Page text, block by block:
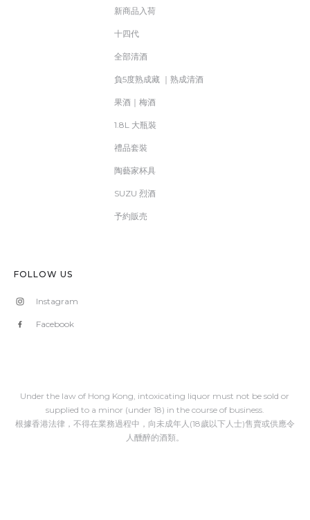
新商品入荷
十四代
全部清酒
負5度熟成藏 ｜熟成清酒
果酒｜梅酒
1.8L 大瓶裝
禮品套裝
陶藝家杯具
SUZU 烈酒
予約販売
FOLLOW US
Instagram
Facebook
Under the law of Hong Kong, intoxicating liquor must not be sold or
supplied to a minor (under 18) in the course of business.
根據香港法律，不得在業務過程中，向未成年人(18歲以下人士)售賣或供應令
人醺醉的酒類。